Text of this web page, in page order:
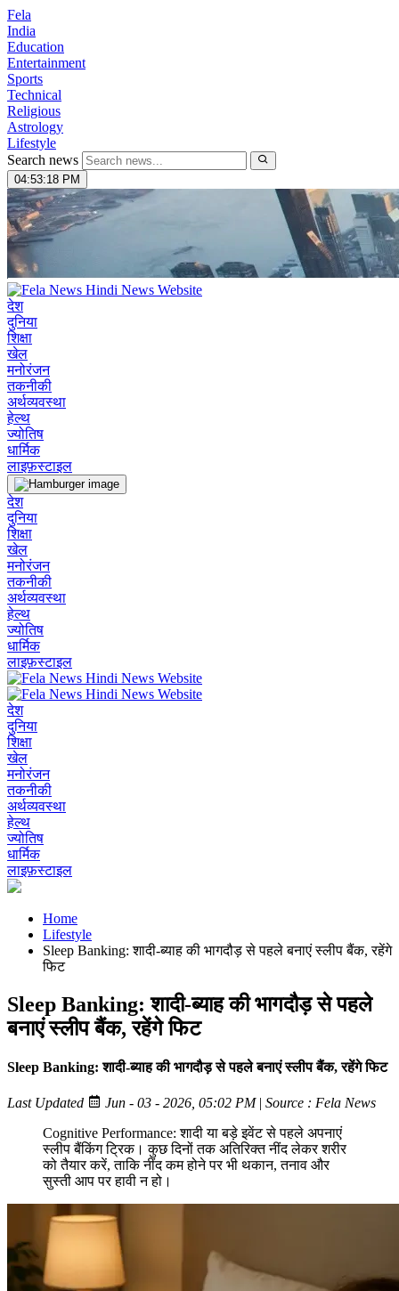
Fela
India
Education
Entertainment
Sports
Technical
Religious
Astrology
Lifestyle
Search news
04:53:19 PM
देश
दुनिया
शिक्षा
खेल
मनोरंजन
तकनीकी
अर्थव्यवस्था
हेल्थ
ज्योतिष
धार्मिक
लाइफ़स्टाइल
देश
दुनिया
शिक्षा
खेल
मनोरंजन
तकनीकी
अर्थव्यवस्था
हेल्थ
ज्योतिष
धार्मिक
लाइफ़स्टाइल
देश
दुनिया
शिक्षा
खेल
मनोरंजन
तकनीकी
अर्थव्यवस्था
हेल्थ
ज्योतिष
धार्मिक
लाइफ़स्टाइल
Home
Lifestyle
Sleep Banking: शादी-ब्याह की भागदौड़ से पहले बनाएं स्लीप बैंक, रहेंगे
फिट
Sleep Banking: शादी-ब्याह की भागदौड़ से पहले
बनाएं स्लीप बैंक, रहेंगे फिट
Sleep Banking: शादी-ब्याह की भागदौड़ से पहले बनाएं स्लीप बैंक, रहेंगे फिट
Last Updated Jun - 03 - 2026, 05:02 PM| Source : Fela News
Cognitive Performance: शादी या बड़े इवेंट से पहले अपनाएं
स्लीप बैंकिंग ट्रिक। कुछ दिनों तक अतिरिक्त नींद लेकर शरीर
को तैयार करें, ताकि नींद कम होने पर भी थकान, तनाव और
सुस्ती आप पर हावी न हो।